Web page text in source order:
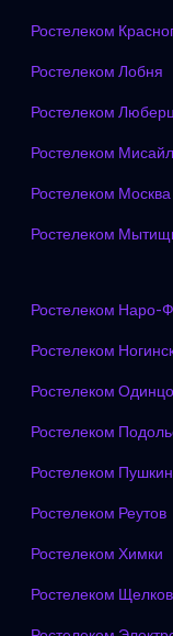
Ростелеком
Ростелеком Лобня
Ростелеком
Ростелеком
Ростелеком Москва
Ростелеком
Ростелеком Наро-
Ростелеком
Ростелеком
Ростелеком
Ростелеком
Ростелеком Реутов
Ростелеком Химки
Ростелеком